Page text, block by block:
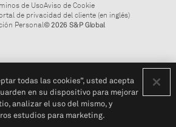
de UsoAviso de Cookie
de privacidad del cliente (en inglés)
Personal© 2026 S&P Global
todas las cookies”, usted acepta
en su dispositivo para mejorar
analizar el uso del mismo, y
estudios para marketing.